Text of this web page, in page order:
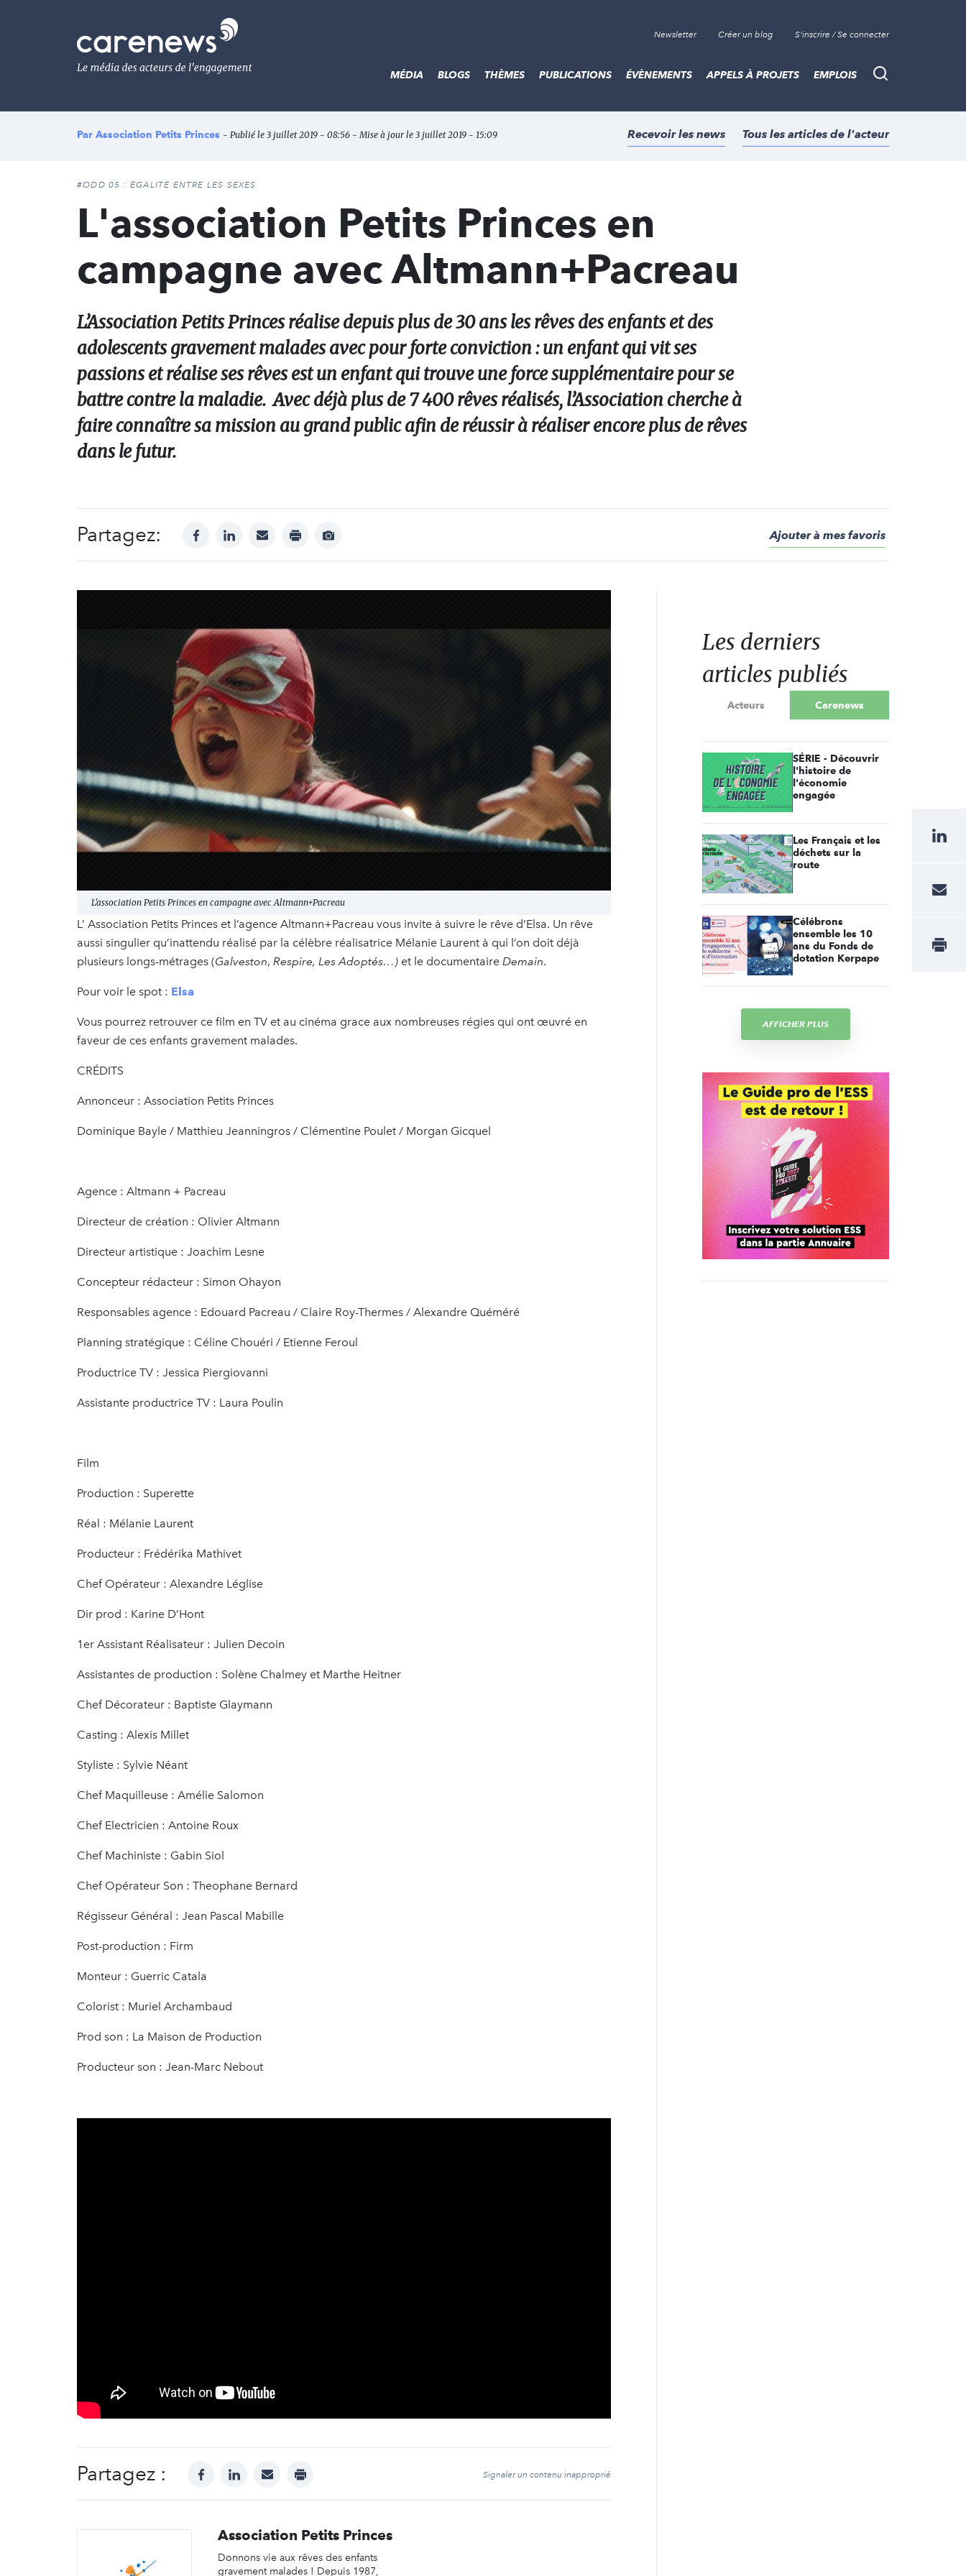
Le
média
de
l'engagement
Newsletter Créer un blog S'inscrire / Se connecter
Recherche
MÉDIA BLOGS THÈMES PUBLICATIONS ÉVÈNEMENTS APPELS À PROJETS EMPLOIS
Par Association Petits Princes - Publié le 3 juillet 2019 - 08:56 - Mise à jour le 3 juillet 2019 - 15:09 Recevoir les news Tous les articles de l'acteur
#ODD 05 : ÉGALITÉ ENTRE LES SEXES
L'association Petits Princes en
campagne avec Altmann+Pacreau
L’Association Petits Princes réalise depuis plus de 30 ans les rêves des enfants et des
adolescents gravement malades avec pour forte conviction : un enfant qui vit ses
passions et réalise ses rêves est un enfant qui trouve une force supplémentaire pour se
battre contre la maladie. Avec déjà plus de 7 400 rêves réalisés, l’Association cherche à
faire connaître sa mission au grand public afin de réussir à réaliser encore plus de rêves
dans le futur.
Partagez: facebooklinkedinmail print
Afficher
Ajouter à mes favoris
L'association Petits Princes en campagne avec Altmann+Pacreau
L’ Association Petits Princes et l’agence Altmann+Pacreau vous invite à suivre le rêve d’Elsa. Un rêve
aussi singulier qu’inattendu réalisé par la célèbre réalisatrice Mélanie Laurent à qui l’on doit déjà
plusieurs longs-métrages (Galveston, Respire, Les Adoptés…) et le documentaire Demain.
Pour voir le spot : Elsa
Vous pourrez retrouver ce film en TV et au cinéma grace aux nombreuses régies qui ont œuvré en
faveur de ces enfants gravement malades.
CRÉDITS
Annonceur : Association Petits Princes
Dominique Bayle / Matthieu Jeanningros / Clémentine Poulet / Morgan Gicquel
Agence : Altmann + Pacreau
Directeur de création : Olivier Altmann
Directeur artistique : Joachim Lesne
Concepteur rédacteur : Simon Ohayon
Responsables agence : Edouard Pacreau / Claire Roy-Thermes / Alexandre Quéméré
Planning stratégique : Céline Chouéri / Etienne Feroul
Productrice TV : Jessica Piergiovanni
Assistante productrice TV : Laura Poulin
Film
Production : Superette
Réal : Mélanie Laurent
Producteur : Frédérika Mathivet
Chef Opérateur : Alexandre Léglise
Dir prod : Karine D’Hont
1er Assistant Réalisateur : Julien Decoin
Assistantes de production : Solène Chalmey et Marthe Heitner
Chef Décorateur : Baptiste Glaymann
Casting : Alexis Millet
Styliste : Sylvie Néant
Chef Maquilleuse : Amélie Salomon
Chef Electricien : Antoine Roux
Chef Machiniste : Gabin Siol
Chef Opérateur Son : Theophane Bernard
Régisseur Général : Jean Pascal Mabille
Post-production : Firm
Monteur : Guerric Catala
Colorist : Muriel Archambaud
Prod son : La Maison de Production
Producteur son : Jean-Marc Nebout
Partagez : facebooklinkedinmail print Signaler un contenu inapproprié
Association Petits Princes
Donnons vie aux rêves des enfants
gravement malades ! Depuis 1987,
Les derniers
articles publiés
Acteurs Carenews
SÉRIE - Découvrir
l'histoire de
l'économie
engagée
Les Français et les
déchets sur la
route
Célébrons
ensemble les 10
ans du Fonds de
dotation Kerpape
AFFICHER PLUS